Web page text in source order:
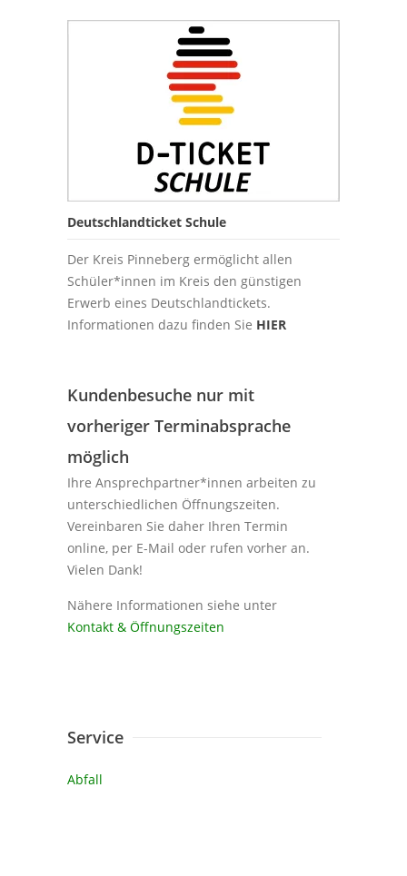
Deutschlandticket Schule
Der Kreis Pinneberg ermöglicht allen
Schüler*innen im Kreis den günstigen
Erwerb eines Deutschlandtickets.
Informationen dazu finden Sie HIER
Kundenbesuche nur mit
vorheriger Terminabsprache
möglich
Ihre Ansprechpartner*innen arbeiten zu
unterschiedlichen Öffnungszeiten.
Vereinbaren Sie daher Ihren Termin
online, per E-Mail oder rufen vorher an.
Vielen Dank!
Nähere Informationen siehe unter
Kontakt & Öffnungszeiten
Service
Abfall